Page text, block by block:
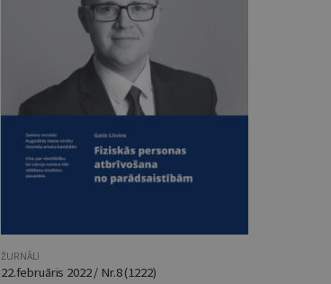
ŽURNĀLI
22.februāris 2022 / Nr.8 (1222)